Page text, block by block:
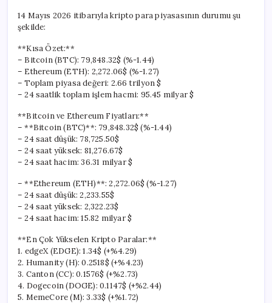
14 Mayıs 2026 itibarıyla kripto para piyasasının durumu şu
şekilde:
**Kısa Özet:**
– Bitcoin (BTC): 79,848.32$ (%-1.44)
– Ethereum (ETH): 2,272.06$ (%-1.27)
– Toplam piyasa değeri: 2.66 trilyon $
– 24 saatlik toplam işlem hacmi: 95.45 milyar $
**Bitcoin ve Ethereum Fiyatları:**
– **Bitcoin (BTC)**: 79,848.32$ (%-1.44)
– 24 saat düşük: 78,725.50$
– 24 saat yüksek: 81,276.67$
– 24 saat hacim: 36.31 milyar $
– **Ethereum (ETH)**: 2,272.06$ (%-1.27)
– 24 saat düşük: 2,233.55$
– 24 saat yüksek: 2,322.23$
– 24 saat hacim: 15.82 milyar $
**En Çok Yükselen Kripto Paralar:**
1. edgeX (EDGE): 1.34$ (+%4.29)
2. Humanity (H): 0.2518$ (+%4.23)
3. Canton (CC): 0.1576$ (+%2.73)
4. Dogecoin (DOGE): 0.1147$ (+%2.44)
5. MemeCore (M): 3.33$ (+%1.72)